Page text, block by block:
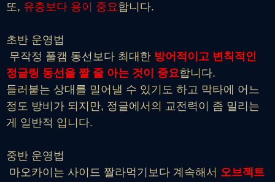
또, 유충보다 용이 중요합니다.
초반 운영법
무작정 풀캠 동선보다 최대한 방어적이고 변칙적인
정글링 동선을 짤 줄 아는 것이 중요합니다.
들러붙는 상대를 밀어낼 수 있기도 하고 막타에 어느
정도 방비가 되지만, 정글에서의 교전력이 좀 밀리는
게 일반적 입니다.
중반 운영법
마오카이는 사이드 짤라먹기보다 계속해서 오브젝트